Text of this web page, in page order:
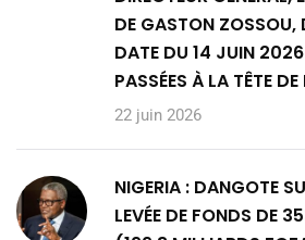
DE GASTON ZOSSOU,
DATE DU 14 JUIN 2026
PASSÉES À LA TÊTE DE
22 juin 2026
NIGERIA : DANGOTE
LEVÉE DE FONDS DE